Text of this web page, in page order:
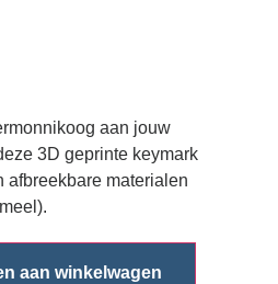
aan jouw
3D geprinte keymark
afbreekbare materialen
aan winkelwagen